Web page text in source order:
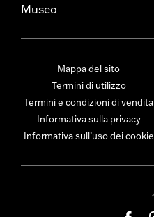
Museo
Mappa del sito
Termini di utilizzo
Termini e condizioni di vendita
Informativa sulla privacy
Informativa sull’uso dei cookie